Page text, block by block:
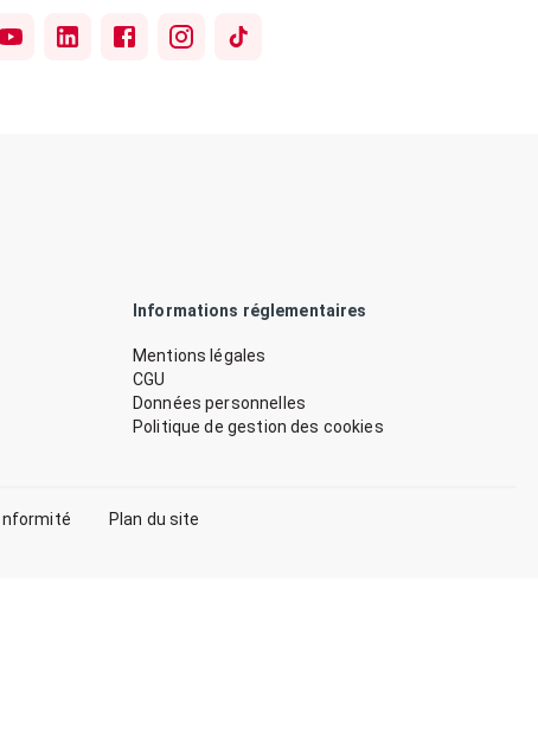
Informations réglementaires
Mentions légales
CGU
Données personnelles
Politique de gestion des cookies
Plan du site